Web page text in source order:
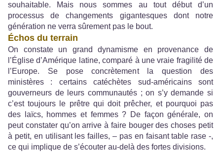
souhaitable. Mais nous sommes au tout début d’un
processus de changements gigantesques dont notre
génération ne verra sûrement pas le bout.
Échos du terrain
On constate un grand dynamisme en provenance de
l’Église d’Amérique latine, comparé à une vraie fragilité de
l’Europe. Se pose concrètement la question des
ministères : certains catéchètes sud-américains sont
gouverneurs de leurs communautés ; on s’y demande si
c’est toujours le prêtre qui doit prêcher, et pourquoi pas
des laïcs, hommes et femmes ? De façon générale, on
peut constater qu’on arrive à faire bouger des choses petit
à petit, en utilisant les failles, – pas en faisant table rase -,
ce qui implique de s’écouter au-delà des fortes divisions.